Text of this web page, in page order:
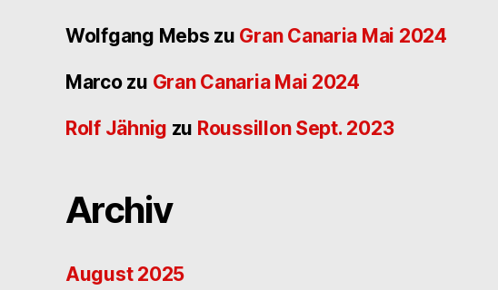
Wolfgang Mebs zu Gran Canaria Mai 2024
Marcozu Gran Canaria Mai 2024
Rolf Jähnig zu Roussillon Sept. 2023
Archiv
August 2025